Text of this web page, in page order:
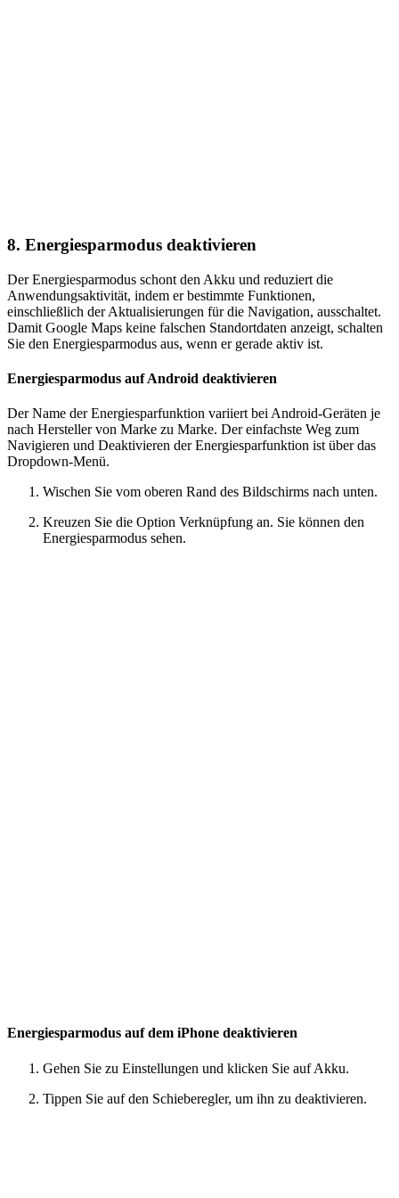
8. Energiesparmodus deaktivieren
Der Energiesparmodus schont den Akku und reduziert die
Anwendungsaktivität, indem er bestimmte Funktionen,
einschließlich der Aktualisierungen für die Navigation, ausschaltet.
Damit Google Maps keine falschen Standortdaten anzeigt, schalten
Sie den Energiesparmodus aus, wenn er gerade aktiv ist.
Energiesparmodus auf Android deaktivieren
Der Name der Energiesparfunktion variiert bei Android-Geräten je
nach Hersteller von Marke zu Marke. Der einfachste Weg zum
Navigieren und Deaktivieren der Energiesparfunktion ist über das
Dropdown-Menü.
Wischen Sie vom oberen Rand des Bildschirms nach unten.
Kreuzen Sie die Option Verknüpfung an. Sie können den
Energiesparmodus sehen.
Energiesparmodus auf dem iPhone deaktivieren
Gehen Sie zu Einstellungen und klicken Sie auf Akku.
Tippen Sie auf den Schieberegler, um ihn zu deaktivieren.